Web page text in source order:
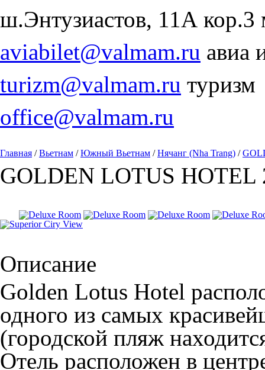
ш.Энтузиастов, 11А кор.3
aviabilet@valmam.ru авиа
turizm@valmam.ru туризм
office@valmam.ru
Главная /Вьетнам /Южный Вьетнам /Нячанг (Nha Trang) /
GOLDEN LOTUS HOTEL
Описание
Golden Lotus Hotel
одного из самых
(городской пляж
Отель расположен в